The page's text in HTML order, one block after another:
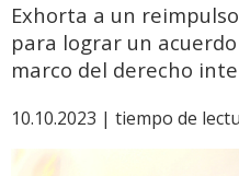
Exhorta a un
para lograr un
marco del derecho
10.10.2023 | tiempo de